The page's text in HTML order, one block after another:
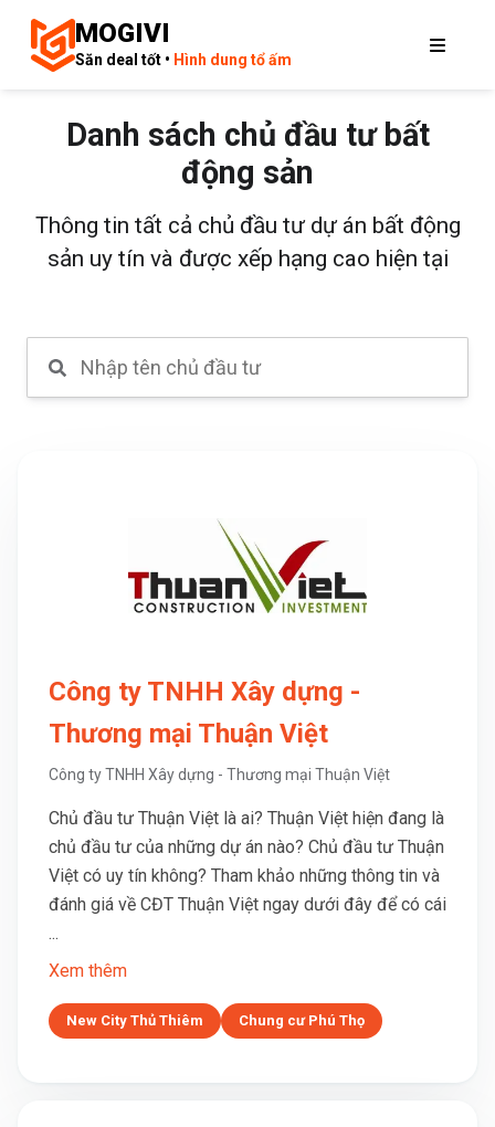
MOGIVI
Săn deal tốt • Hình dung tổ ấm
Danh sách chủ đầu tư bất
động sản
Thông tin tất cả chủ đầu tư dự án bất động
sản uy tín và được xếp hạng cao hiện tại
Công ty TNHH Xây dựng -
Thương mại Thuận Việt
Công ty TNHH Xây dựng - Thương mại Thuận Việt
Chủ đầu tư Thuận Việt là ai? Thuận Việt hiện đang là
chủ đầu tư của những dự án nào? Chủ đầu tư Thuận
Việt có uy tín không? Tham khảo những thông tin và
đánh giá về CĐT Thuận Việt ngay dưới đây để có cái
...
Xem thêm
New City Thủ Thiêm Chung cư Phú Thọ